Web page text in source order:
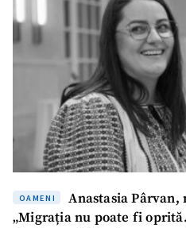
OAMENI
Anastasia
„Migrația nu poate fi